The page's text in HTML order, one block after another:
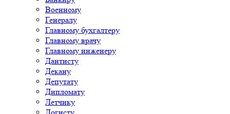
Военному
Генералу
Главному бухгалтеру
Главному врачу
Главному инженеру
Дантисту
Декану
Депутату
Дипломату
Летчику